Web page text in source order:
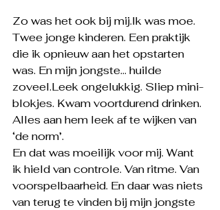
Zo was het ook bij mij.Ik was moe.
Twee jonge kinderen. Een praktijk
die ik opnieuw aan het opstarten
was. En mijn jongste… huilde
zoveel.Leek ongelukkig. Sliep mini-
blokjes. Kwam voortdurend drinken.
Alles aan hem leek af te wijken van
‘de norm’.
En dat was moeilijk voor mij. Want
ik hield van controle. Van ritme. Van
voorspelbaarheid. En daar was niets
van terug te vinden bij mijn jongste